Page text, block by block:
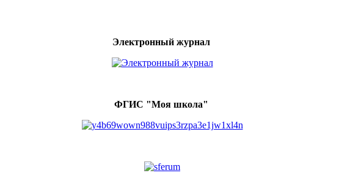
Электронный журнал
ФГИС "Моя школа"